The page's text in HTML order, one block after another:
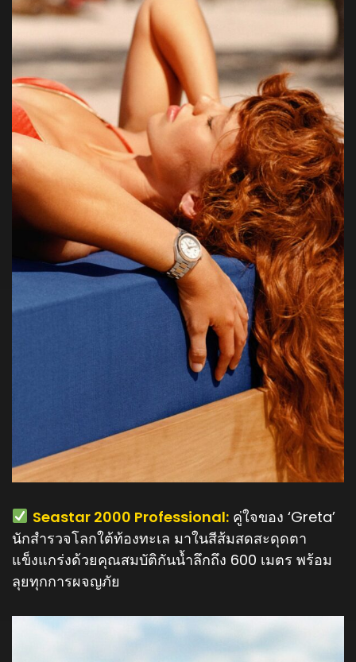
Seastar 2000 Professional:คู่ใจของ ‘Greta’
นักสำรวจโลกใต้ท้องทะเล มาในสีส้มสดสะดุดตา
แข็งแกร่งด้วยคุณสมบัติกันน้ำลึกถึง 600 เมตร พร้อม
ลุยทุกการผจญภัย